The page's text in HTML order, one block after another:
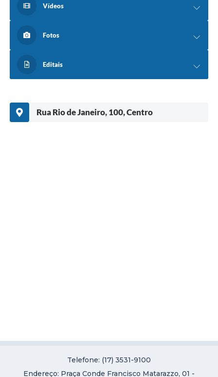
Vídeos
Fotos
Editais
Rua Rio de Janeiro, 100, Centro
Telefone: (17) 3531-9100
Endereço: Praça Conde Francisco Matarazzo, 01 -